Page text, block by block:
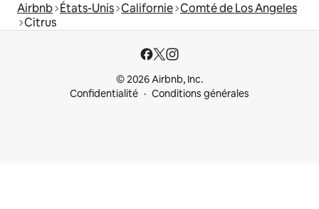
Airbnb États-Unis Californie Comté de Los Angeles
Citrus
© 2026 Airbnb, Inc.
Confidentialité
Conditions générales